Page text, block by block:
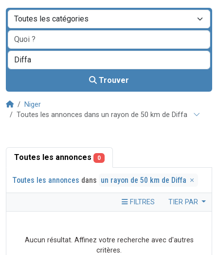
Trouver
Niger
Toutes les annonces dans un rayon de 50 km de Diffa
Toutes les annonces 0
Toutes les annonces dans un rayon de 50 km de Diffa
FILTRES TIER PAR
Aucun résultat. Affinez votre recherche avec d'autres
critères.